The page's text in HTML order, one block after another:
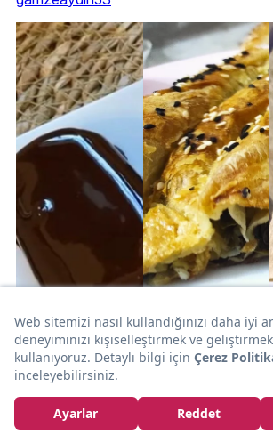
13dk
SİZDEN
GELENLER
40dk
HAMUR İŞİ